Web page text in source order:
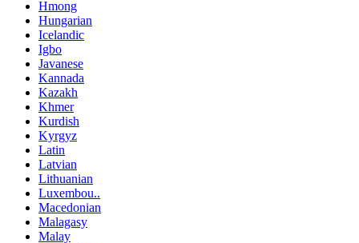
Hmong
Hungarian
Icelandic
Igbo
Javanese
Kannada
Kazakh
Khmer
Kurdish
Kyrgyz
Latin
Latvian
Lithuanian
Luxembou..
Macedonian
Malagasy
Malay